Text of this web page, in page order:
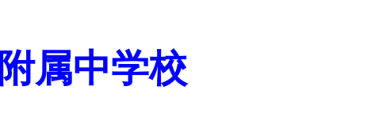
属中学校